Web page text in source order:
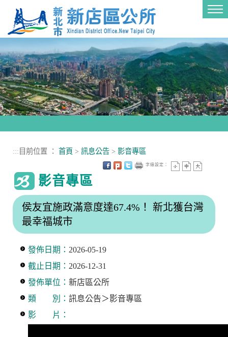
::: 目前位置 ： 首頁 > 訊息公告 > 影音專區
影音專區
字級設定：
侯友宜施政滿意度達67.4%！ 新北獲台灣
最幸福城市
發佈日期： 2026-05-19
截止日期： 2026-12-31
發佈單位： 新店區公所
類 別： 訊息公告＞影音專區
影 片：